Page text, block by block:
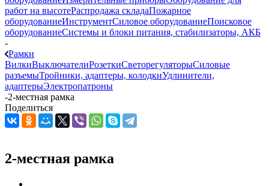
работ на высотеРаспродажа складаПожарное
оборудованиеИнструментСиловое оборудованиеПоисковое
оборудованиеСистемы и блоки питания, стабилизаторы, АКБ
-
Рамки
ВилкиВыключателиРозеткиСветорегуляторыСиловые
разъемыТройники, адаптеры, колодкиУдлинители,
адаптерыЭлектропатроны
-2-местная рамка
Поделиться
2-местная рамка